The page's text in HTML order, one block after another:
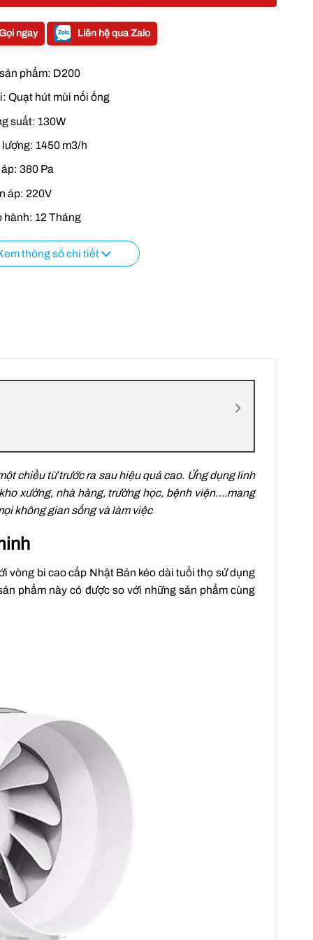
ngay Liên hệ qua Zalo
phẩm: D200
Quạt hút mùi nối ống
suất: 130W
lượng: 1450 m3/h
380 Pa
áp: 220V
hành: 12 Tháng
thông số chi tiết
chiều từ trước ra sau hiệu quả cao. Ứng dụng linh
xưởng, nhà hàng, trường học, bệnh viện….mang
không gian sống và làm việc
vòng bi cao cấp Nhật Bản kéo dài tuổi thọ sử dụng
phẩm này có được so với những sản phẩm cùng